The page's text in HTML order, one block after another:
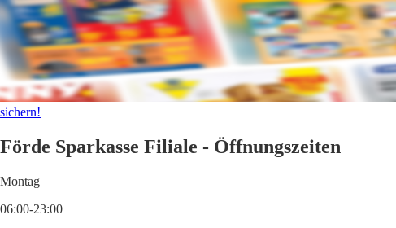
sichern!
Förde Sparkasse Filiale - Öffnungszeiten
Montag
06:00-23:00